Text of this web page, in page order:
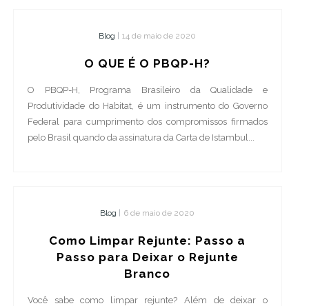
Blog 14 de maio de 2020
O QUE É O PBQP-H?
O PBQP-H, Programa Brasileiro da Qualidade e
Produtividade do Habitat, é um instrumento do Governo
Federal para cumprimento dos compromissos firmados
pelo Brasil quando da assinatura da Carta de Istambul...
Blog 6 de maio de 2020
Como Limpar Rejunte: Passo a
Passo para Deixar o Rejunte
Branco
Você sabe como limpar rejunte? Além de deixar o